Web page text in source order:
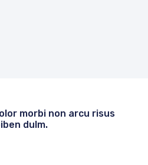
morbi non arcu risus
dulm.